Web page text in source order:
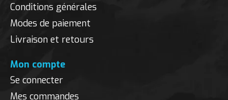
Conditions générales
Modes de paiement
Livraison et retours
Mon compte
Se connecter
Mes commandes